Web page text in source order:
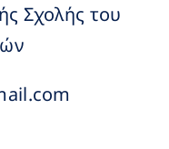
Σχολής του